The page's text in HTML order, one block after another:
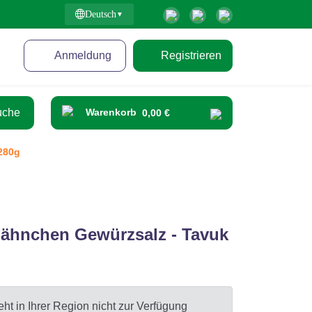
Deutsch
Registrieren
Anmeldung
Warenkorb 0,00 €
Gewürzsalz - Tavuk
in Ihrer Region nicht zur Verfügung